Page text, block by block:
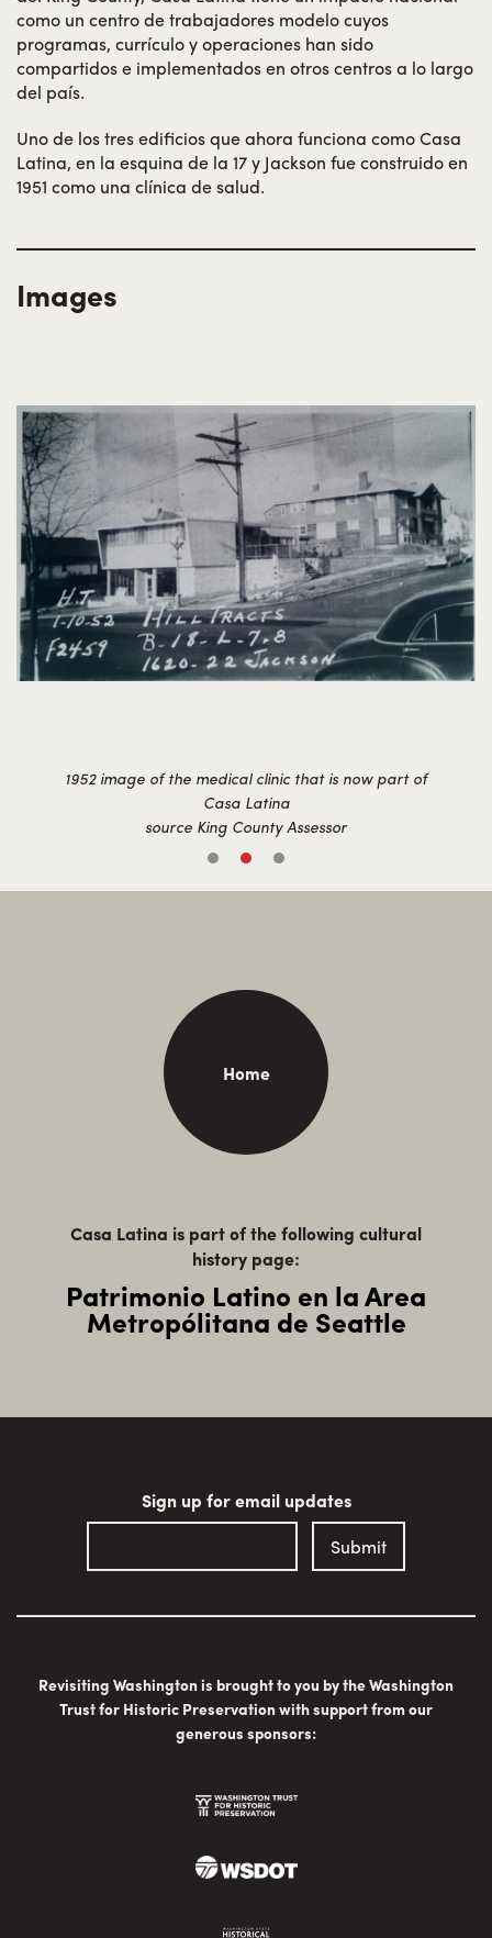
como un centro de trabajadores modelo cuyos
programas, currículo y operaciones han sido
compartidos e implementados en otros centros a lo largo
del país.
Uno de los tres edificios que ahora funciona como Casa
Latina, en la esquina de la 17 y Jackson fue construido en
1951 como una clínica de salud.
Images
1952 image of the medical clinic that is now part of
Casa Latina
source King County Assessor
Home
Casa Latina is part of the following cultural
history page:
Patrimonio Latino en la Area
Metropólitana de Seattle
Sign up for email updates
Revisiting Washington is brought to you by the Washington
Trust for Historic Preservation with support from our
generous sponsors: